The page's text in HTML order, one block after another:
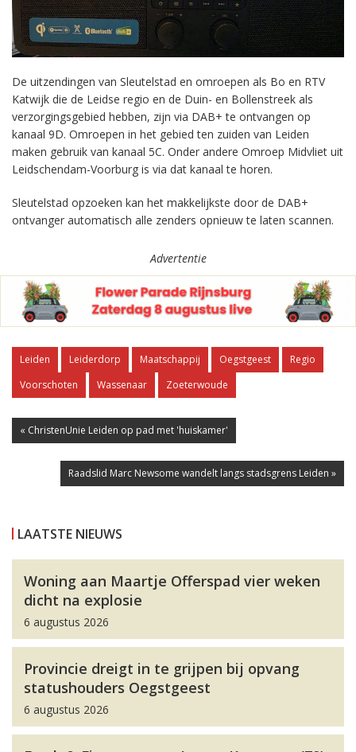
De uitzendingen van Sleutelstad en omroepen als Bo en RTV
Katwijk die de Leidse regio en de Duin- en Bollenstreek als
verzorgingsgebied hebben, zijn via DAB+ te ontvangen op
kanaal 9D. Omroepen in het gebied ten zuiden van Leiden
maken gebruik van kanaal 5C. Onder andere Omroep Midvliet uit
Leidschendam-Voorburg is via dat kanaal te horen.
Sleutelstad opzoeken kan het makkelijkste door de DAB+
ontvanger automatisch alle zenders opnieuw te laten scannen.
Advertentie
Leiden Leiderdorp Maatschappij Oegstgeest
Regio
Voorschoten
Wassenaar Zoeterwoude
« ChristenUnie Leiden op pad met 'huiskamer'
Raadslid Marc Newsome wandelt langs stadsgrens Leiden »
LAATSTE NIEUWS
Woning aan Maartje Offerspad vier weken
dicht na explosie
6 augustus 2026
Provincie dreigt in te grijpen bij opvang
statushouders Oegstgeest
6 augustus 2026